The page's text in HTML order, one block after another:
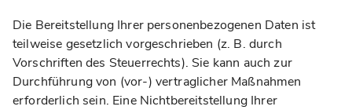
Die Bereitstellung Ihrer personenbezogenen Daten ist
teilweise gesetzlich vorgeschrieben (z. B. durch
Vorschriften des Steuerrechts). Sie kann auch zur
Durchführung von (vor-) vertraglicher Maßnahmen
erforderlich sein. Eine Nichtbereitstellung Ihrer